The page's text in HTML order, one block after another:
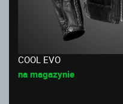
COOL EVO
na magazynie